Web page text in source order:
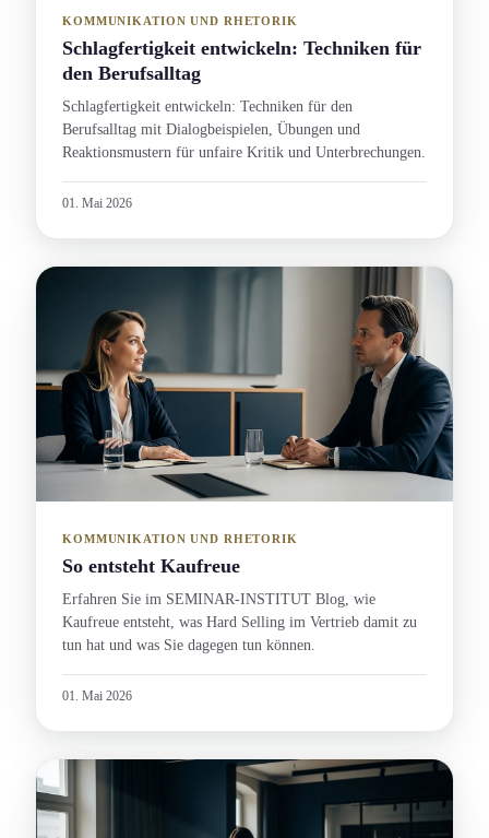
KOMMUNIKATION UND RHETORIK
Schlagfertigkeit entwickeln: Techniken für
den Berufsalltag
Schlagfertigkeit entwickeln: Techniken für den
Berufsalltag mit Dialogbeispielen, Übungen und
Reaktions­mustern für unfaire Kritik und Unterbrechung­en.
01. Mai 2026
KOMMUNIKATION UND RHETORIK
So entsteht Kaufreue
Erfahren Sie im SEMINAR-INSTITUT Blog, wie
Kaufreue entsteht, was Hard Selling im Vertrieb damit zu
tun hat und was Sie dagegen tun können.
01. Mai 2026